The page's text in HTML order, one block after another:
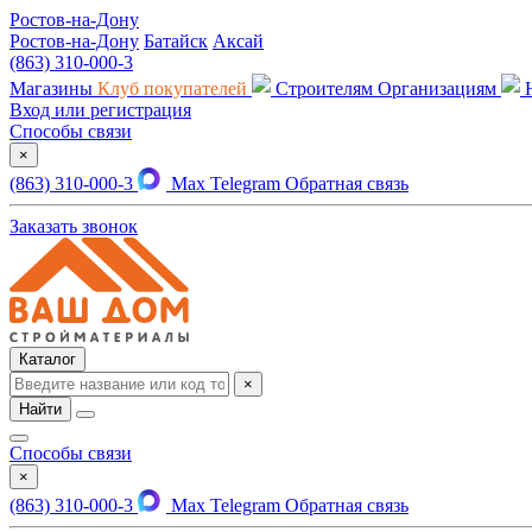
Ростов-на-Дону
Ростов-на-Дону Батайск Аксай
(863) 310-000-3
Магазины Клуб покупателей Строителям Организациям
Вход или регистрация
Способы связи
×
(863) 310-000-3 Max Telegram Обратная связь
Заказать звонок
Каталог
×
Найти
Способы связи
×
(863) 310-000-3 Max Telegram Обратная связь